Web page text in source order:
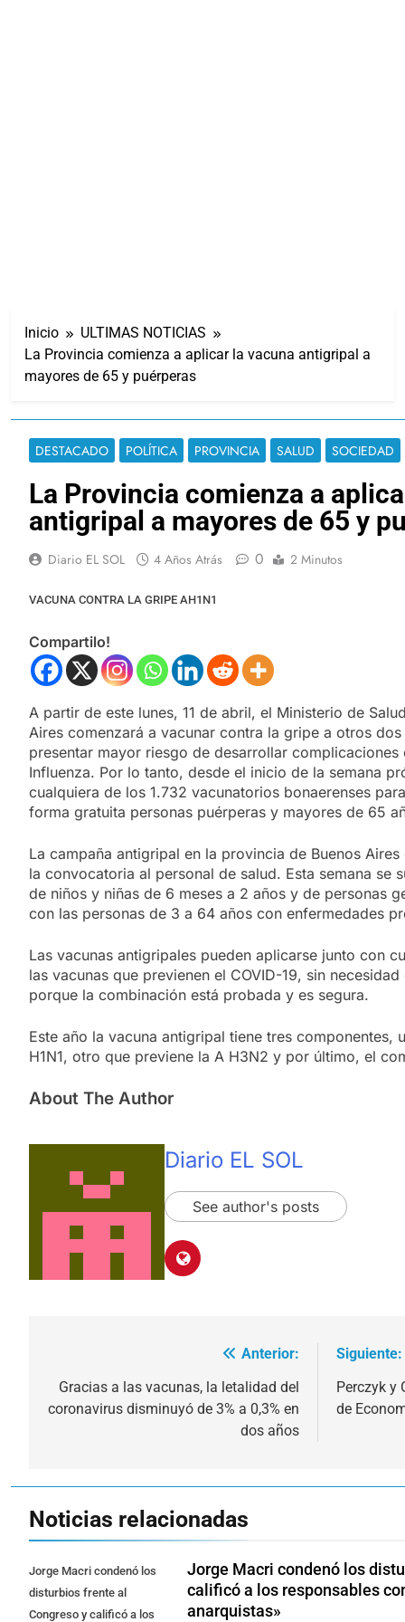
Inicio
ULTIMAS NOTICIAS
La Provincia comienza a aplicar la vacuna antigripal a
mayores de 65 y puérperas
DESTACADO POLÍTICA PROVINCIA SALUD SOCIEDAD
La Provincia comienza a
antigripal a mayores de 65 y
Diario EL SOL 4 Años Atrás 0 2 Minutos
VACUNA CONTRA LA GRIPE AH1N1
Compartilo!
A partir de este lunes, 11 de abril, el Ministerio de
Aires comenzará a vacunar contra la gripe a otros
presentar mayor riesgo de desarrollar
Influenza. Por lo tanto, desde el inicio de la semana
cualquiera de los 1.732 vacunatorios bonaerenses
forma gratuita personas puérperas y mayores de 65
La campaña antigripal en la provincia de Buenos
la convocatoria al personal de salud. Esta semana se
de niños y niñas de 6 meses a 2 años y de personas
con las personas de 3 a 64 años con enfermedades
Las vacunas antigripales pueden aplicarse junto con
las vacunas que previenen el COVID-19, sin
porque la combinación está probada y es segura.
Este año la vacuna antigripal tiene tres componentes,
H1N1, otro que previene la A H3N2 y por último, el
About The Author
Diario EL SOL
See author's posts
de
Anterior:
Gracias a las vacunas, la letalidad del
coronavirus disminuyó de 3% a 0,3% en
dos años
Siguiente:
Perczyk y
de
Noticias relacionadas
Jorge Macri condenó los
disturbios frente al
Congreso y calificó a los
Jorge Macri condenó los
calificó a los responsables
anarquistas»